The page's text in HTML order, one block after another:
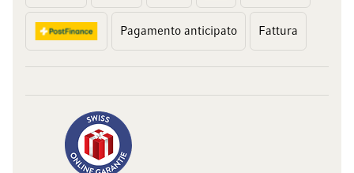
Pagamento anticipato Fattura